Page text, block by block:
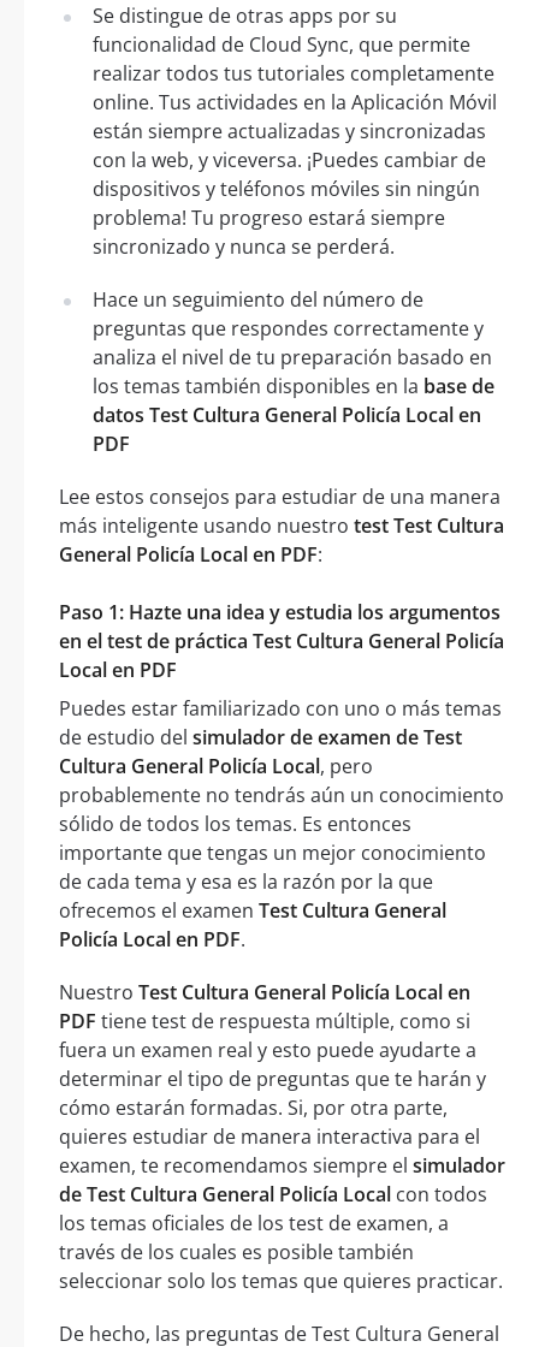
Se distingue de otras apps por su
funcionalidad de Cloud Sync, que permite
realizar todos tus tutoriales completamente
online. Tus actividades en la Aplicación Móvil
están siempre actualizadas y sincronizadas
con la web, y viceversa. ¡Puedes cambiar de
dispositivos y teléfonos móviles sin ningún
problema! Tu progreso estará siempre
sincronizado y nunca se perderá.
Hace un seguimiento del número de
preguntas que respondes correctamente y
analiza el nivel de tu preparación basado en
los temas también disponibles en la base de
datos Test Cultura General Policía Local en
PDF
Lee estos consejos para estudiar de una manera
más inteligente usando nuestro test Test Cultura
General Policía Local en PDF:
Paso 1: Hazte una idea y estudia los argumentos
en el test de práctica Test Cultura General Policía
Local en PDF
Puedes estar familiarizado con uno o más temas
de estudio del simulador de examen de Test
Cultura General Policía Local, pero
probablemente no tendrás aún un conocimiento
sólido de todos los temas. Es entonces
importante que tengas un mejor conocimiento
de cada tema y esa es la razón por la que
ofrecemos el examen Test Cultura General
Policía Local en PDF.
Nuestro Test Cultura General Policía Local en
PDF tiene test de respuesta múltiple, como si
fuera un examen real y esto puede ayudarte a
determinar el tipo de preguntas que te harán y
cómo estarán formadas. Si, por otra parte,
quieres estudiar de manera interactiva para el
examen, te recomendamos siempre el simulador
de Test Cultura General Policía Local con todos
los temas oficiales de los test de examen, a
través de los cuales es posible también
seleccionar solo los temas que quieres practicar.
De hecho, las preguntas de Test Cultura General